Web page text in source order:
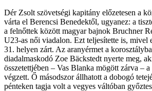
Dér Zsolt szövetségi kapitány előzetesen a
várta el Berencsi Benedektől, ugyanez: a
a felnőttek között magyar bajnok Bruchner
U23-as női viadalon. Ezt teljesítette is, mivel
31. helyen zárt. Az aranyérmet a
diadalmaskodó Zoe Bäckstedt nyerte meg,
összetettjében – Vas Blanka mögött zárva –
végzett. Ő másodszor állhatott a dobogó
pénteken tagja volt a vegyes váltóban